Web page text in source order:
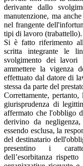
derivante dallo
manutenzione, ma
nel frangente
tipi di lavoro (trabattello).
Si è fatto riferimento
scritta integrante le
svolgimento dei
ammettere la vigenza
effettuato dal datore di
stessa da parte del
Correttamente,
giurisprudenza di
affermato che l'obbligo
derivino da
essendo esclusa, la
del destinatario
presentino i
dell’esorbitanza